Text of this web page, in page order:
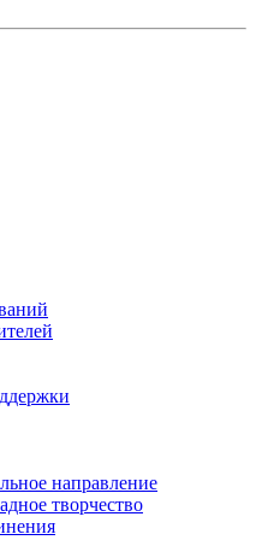
направление
творчество